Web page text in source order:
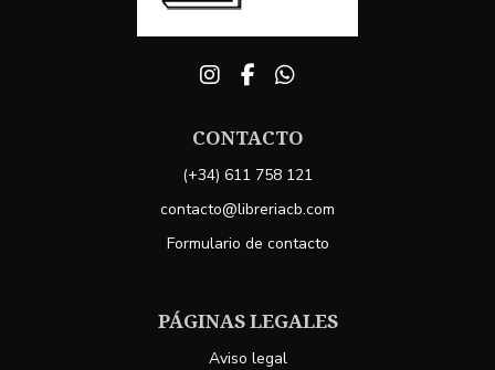
CONTACTO
(+34) 611 758 121
contacto@libreriacb.com
Formulario de contacto
PÁGINAS LEGALES
Aviso legal